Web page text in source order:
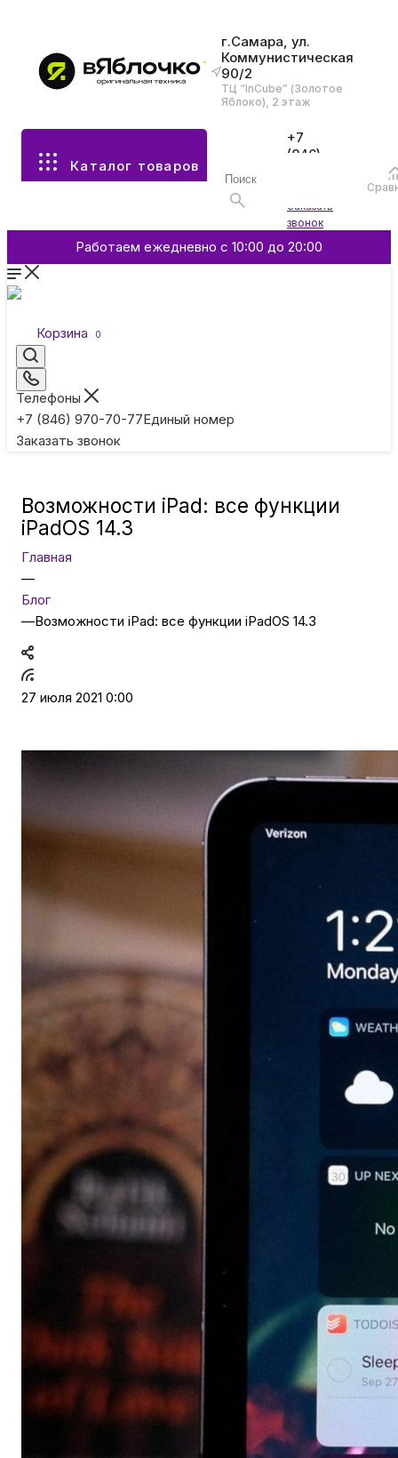
г.Самара, ул.
Коммунистическая
90/2
ТЦ “InCube” (Золотое
Яблоко), 2 этаж
Каталог товаров
+7
(846)
Заказать
звонок
Работаем ежедневно с 10:00 до 20:00
Корзина 0
Телефоны
+7 (846) 970-70-77Единый номер
Заказать звонок
Все разделы каталога
Аксессуары
Смартфоны и гаджеты
Умные кольца
Туризм и отдых
ТВ и проекторы
Бытовая техника
Для дома и дачи
Для домашних питомцев
Умный дом и безопасность
Автомобильные аксессуары
Сервисный центр Apple в Самаре
Подарочные сертификаты
Аудио
Возможности iPad: все функции
iPadOS 14.3
Главная
—
Блог
—Возможности iPad: все функции iPadOS 14.3
27 июля 2021 0:00